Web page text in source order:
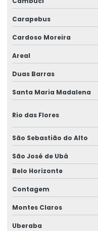
Empresa de aep
Empresa de análise
Empresa de análise
Empresa de análise de ntep
Empresa de assessoria
Empresa de assessoria
Empresa de assistência
Empresa de avaliação de
Empresa de consultoria
Empresa de consultoria
Empresa de consultoria
Carapebus
Cardoso Moreira
Areal
Duas Barras
Santa Maria Madalena
Rio das Flores
São Sebastião do Alto
São José de Ubá
Belo Horizonte
Contagem
Montes Claros
Uberaba